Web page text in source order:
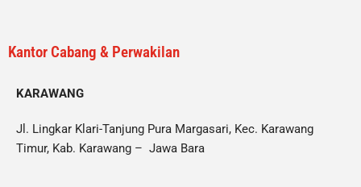
Kantor Cabang & Perwakilan
KARAWANG
Jl. Lingkar Klari-Tanjung Pura Margasari, Kec. Karawang
Timur, Kab. Karawang – Jawa Bara